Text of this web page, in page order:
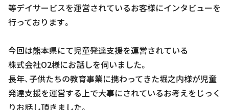
等デイサービスを運営されているお客様にインタビューを
行っております。
今回は熊本県にて児童発達支援を運営されている
株式会社O2様にお話しを伺いました。
長年、子供たちの教育事業に携わってきた堀之内様が児童
発達支援を運営する上で大事にされているお考えをじっく
りお話し頂きました。